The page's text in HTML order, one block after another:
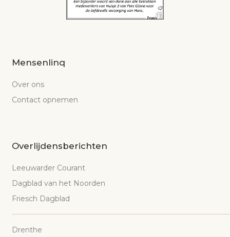
Mensenlinq
Over ons
Contact opnemen
Overlijdensberichten
Leeuwarder Courant
Dagblad van het Noorden
Friesch Dagblad
Drenthe